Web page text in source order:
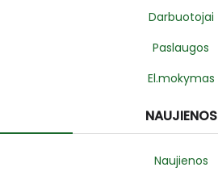
Darbuotojai
Paslaugos
El.mokymas
NAUJIENOS
Naujienos